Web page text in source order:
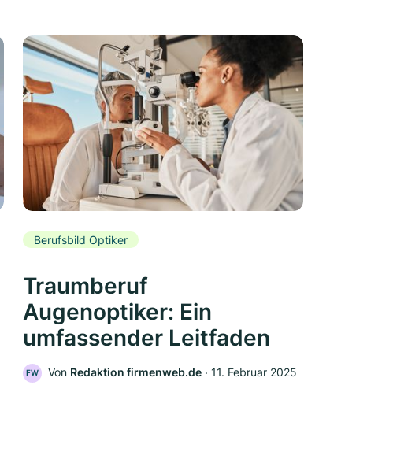
Berufsbild Optiker
Traumberuf
Augenoptiker: Ein
umfassender Leitfaden
FW Von Redaktion firmenweb.de ‧ 11. Februar 2025